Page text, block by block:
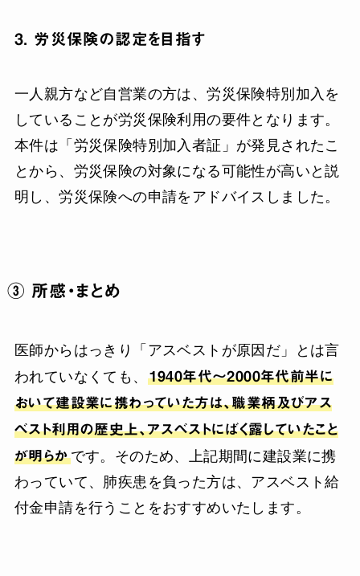
3. 労災保険の認定を目指す
一人親方など自営業の方は、労災保険特別加入を
していることが労災保険利用の要件となります。
本件は「労災保険特別加入者証」が発見されたこ
とから、労災保険の対象になる可能性が高いと説
明し、労災保険への申請をアドバイスしました。
③ 所感・まとめ
医師からはっきり「アスベストが原因だ」とは言
われていなくても、
1940年代～2000年代前半に
おいて建設業に携わっていた方は、職業柄及びアス
ベスト利用の歴史上、アスベストにばく露していたこと
が明らかです。そのため、上記期間に建設業に携
わっていて、肺疾患を負った方は、アスベスト給
付金申請を行うことをおすすめいたします。